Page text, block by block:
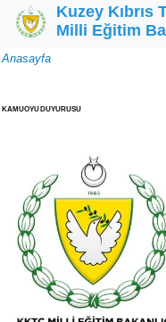
Ana içeriğe atla
Kuzey Kıbrıs
Milli Eğitim
Sayfa
Anasayfa
KAMUOYU DUYURUSU